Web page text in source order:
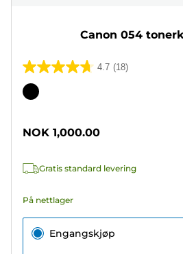
Canon 054
4.7 (18)
4.7
av
18
Fargekassett
NOK 1,000.00
Gratis standard levering
På nettlager
Engangskjøp